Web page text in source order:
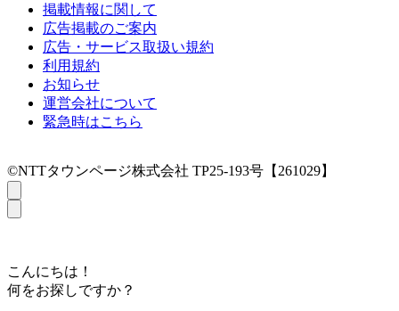
掲載情報に関して
広告掲載のご案内
広告・サービス取扱い規約
利用規約
お知らせ
運営会社について
緊急時はこちら
©NTTタウンページ株式会社 TP25-193号【261029】
こんにちは！
何をお探しですか？